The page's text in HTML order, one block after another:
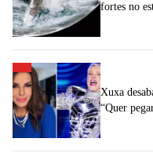
fortes no
Xuxa
“Quer